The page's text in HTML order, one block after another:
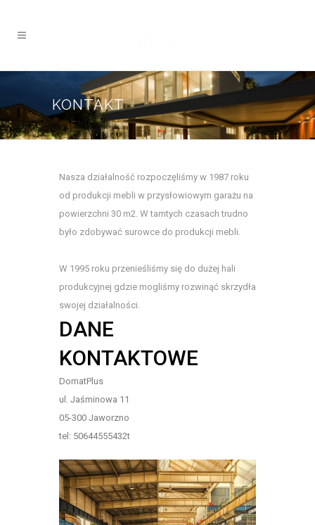
KONTAKT
Nasza działalność rozpoczęliśmy w 1987 roku
od produkcji mebli w przysłowiowym garażu na
powierzchni 30 m2. W tamtych czasach trudno
było zdobywać surowce do produkcji mebli.
W 1995 roku przenieśliśmy się do dużej hali
produkcyjnej gdzie mogliśmy rozwinąć skrzydła
swojej działalności.
DANE
KONTAKTOWE
DomatPlus
ul. Jaśminowa 11
05-300 Jaworzno
tel: 50644555432t